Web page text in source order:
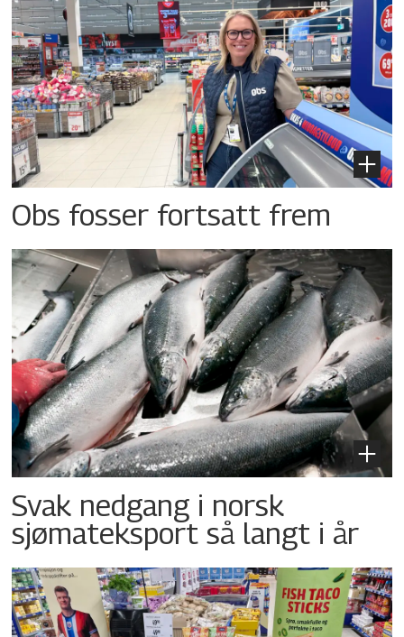
Obs fosser fortsatt frem
Svak nedgang i norsk
sjømateksport så langt i år